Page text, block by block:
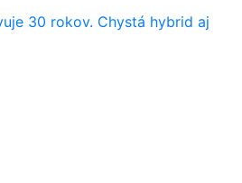
30 rokov. Chystá hybrid aj